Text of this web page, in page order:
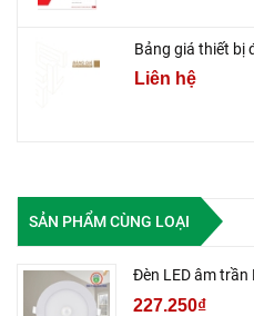
Bảng giá thiết bị
Liên hệ
SẢN PHẨM CÙNG LOẠI
Đèn LED âm trần
227.250₫